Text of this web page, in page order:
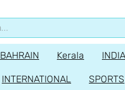
BAHRAIN Kerala INDIA
INTERNATIONAL SPORTS